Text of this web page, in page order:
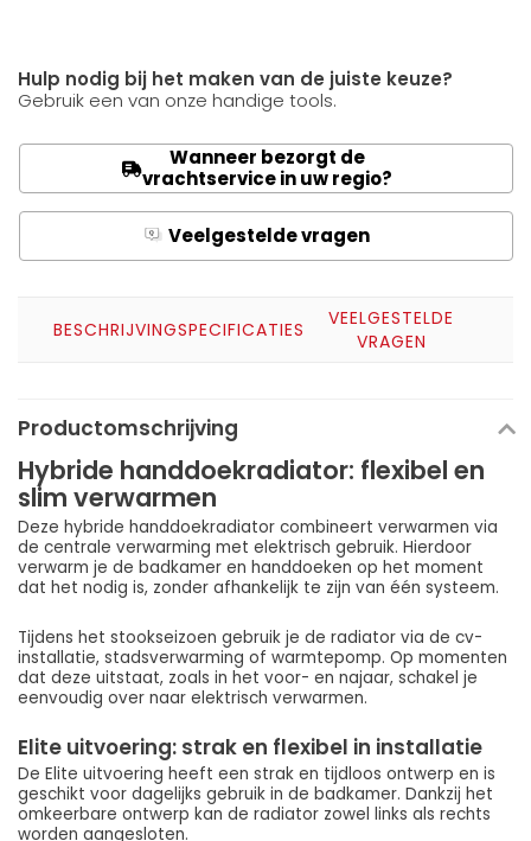
Hulp nodig bij het maken van de juiste keuze?
Gebruik een van onze handige tools.
Wanneer bezorgt de
vrachtservice in uw regio?
Q Veelgestelde vragen
BESCHRIJVINGSPECIFICATIES
VEELGESTELDE
VRAGEN
Productomschrijving
Hybride handdoekradiator: flexibel en
slim verwarmen
Deze hybride handdoekradiator combineert verwarmen via
de centrale verwarming met elektrisch gebruik. Hierdoor
verwarm je de badkamer en handdoeken op het moment
dat het nodig is, zonder afhankelijk te zijn van één systeem.
Tijdens het stookseizoen gebruik je de radiator via de cv-
installatie, stadsverwarming of warmtepomp. Op momenten
dat deze uitstaat, zoals in het voor- en najaar, schakel je
eenvoudig over naar elektrisch verwarmen.
Elite uitvoering: strak en flexibel in installatie
De Elite uitvoering heeft een strak en tijdloos ontwerp en is
geschikt voor dagelijks gebruik in de badkamer. Dankzij het
omkeerbare ontwerp kan de radiator zowel links als rechts
worden aangesloten.